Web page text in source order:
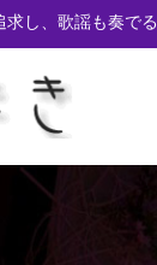
し、歌謡も奏でる